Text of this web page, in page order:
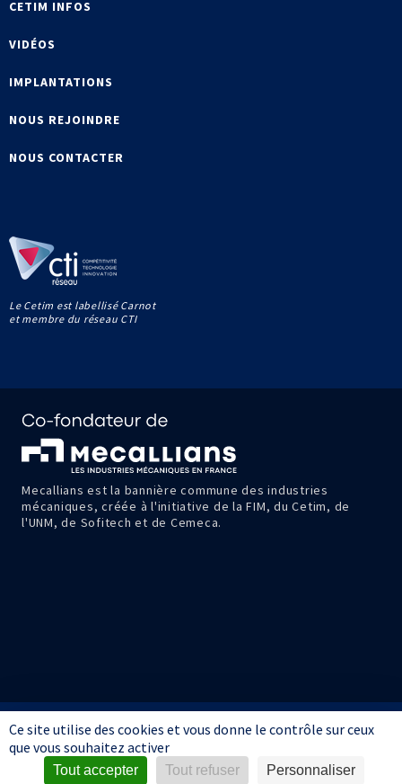
Le Cetim est labellisé Carnot
et membre du réseau CTI
CETIM INFOS
VIDÉOS
IMPLANTATIONS
NOUS REJOINDRE
NOUS CONTACTER
Mecallians est la bannière commune des industries
mécaniques, créée à l'initiative de la FIM, du Cetim, de
l'UNM, de Sofitech et de Cemeca.
Informations
pratiques
Mentions
légales
Données
personnelles
Conditions
générales de
Avis
d'achat
Ce site utilise des cookies et vous donne le contrôle sur ceux
que vous souhaitez activer
Tout accepter Tout refuser Personnaliser